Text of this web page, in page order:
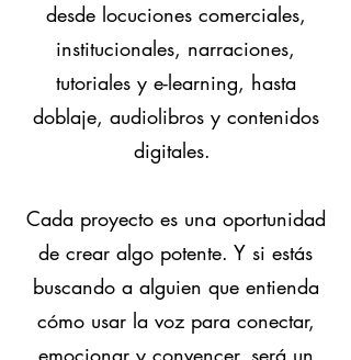
desde locuciones comerciales,
institucionales, narraciones,
tutoriales y e-learning, hasta
doblaje, audiolibros y contenidos
digitales.
Cada proyecto es una oportunidad
de crear algo potente. Y si estás
buscando a alguien que entienda
cómo usar la voz para conectar,
emocionar y convencer, será un